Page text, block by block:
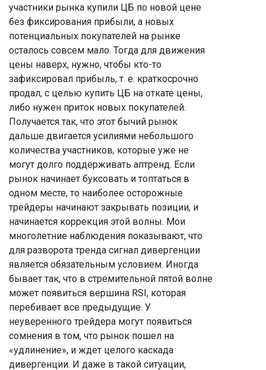
участники рынка купили ЦБ по новой цене
без фиксирования прибыли, а новых
потенциальных покупателей на рынке
осталось совсем мало. Тогда для движения
цены наверх, нужно, чтобы кто-то
зафиксировал прибыль, т. е. краткосрочно
продал, с целью купить ЦБ на откате цены,
либо нужен приток новых покупателей.
Получается так, что этот бычий рынок
дальше двигается усилиями небольшого
количества участников, которые уже не
могут долго поддерживать аптренд. Если
рынок начинает буксовать и топтаться в
одном месте, то наиболее осторожные
трейдеры начинают закрывать позиции, и
начинается коррекция этой волны. Мои
многолетние наблюдения показывают, что
для разворота тренда сигнал дивергенции
является обязательным условием. Иногда
бывает так, что в стремительной пятой волне
может появиться вершина RSI, которая
перебивает все предыдущие. У
неуверенного трейдера могут появиться
сомнения в том, что рынок пошел на
«удлинение», и ждет целого каскада
дивергенции. И даже в такой ситуации,